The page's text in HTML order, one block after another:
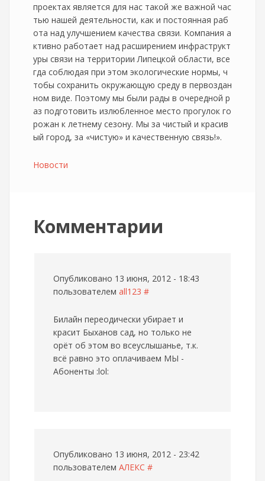
проектах является для нас такой же важной час
тью нашей деятельности, как и постоянная раб
ота над улучшением качества связи. Компания а
ктивно работает над расширением инфраструкт
уры связи на территории Липецкой области, все
гда соблюдая при этом экологические нормы, ч
тобы сохранить окружающую среду в первоздан
ном виде. Поэтому мы были рады в очередной р
аз подготовить излюбленное место прогулок го
рожан к летнему сезону. Мы за чистый и красив
ый город, за «чистую» и качественную связь!».
Новости
Комментарии
Опубликовано 13 июня, 2012 - 18:43
пользователем all123 #
Билайн переодически убирает и
красит Быханов сад, но только не
орёт об этом во всеуслышанье, т.к.
всё равно это оплачиваем МЫ -
Абоненты :lol:
Опубликовано 13 июня, 2012 - 23:42
пользователем АЛЕКС #